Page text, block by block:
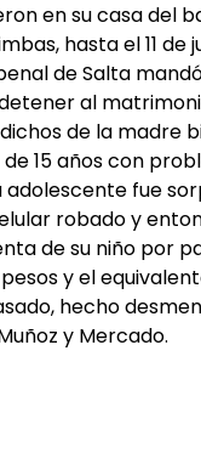
en su casa del
hasta el 11 de
de Salta
al
de la madre
15 años con
adolescente fue
robado y
de su niño por
y el
hecho
y Mercado.